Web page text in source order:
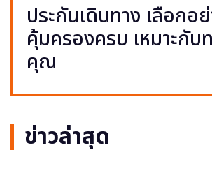
ประกันเดินทาง เลือกอย่
คุ้มครองครบ เหมาะกับ
คุณ
ข่าวล่าสุด